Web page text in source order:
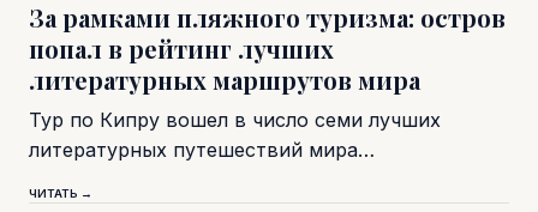
За рамками пляжного туризма: остров
попал в рейтинг лучших
литературных маршрутов мира
Тур по Кипру вошел в число семи лучших
литературных путешествий мира…
ЧИТАТЬ →